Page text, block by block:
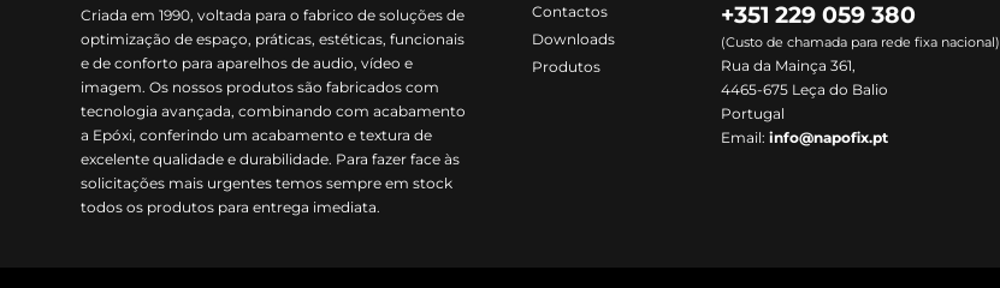
Criada em 1990, voltada para o fabrico de soluções de
optimização de espaço, práticas, estéticas, funcionais
e de conforto para aparelhos de audio, vídeo e
imagem. Os nossos produtos são fabricados com
tecnologia avançada, combinando com acabamento
a Epóxi, conferindo um acabamento e textura de
excelente qualidade e durabilidade. Para fazer face às
solicitações mais urgentes temos sempre em stock
todos os produtos para entrega imediata.
Contactos
Downloads
Produtos
+351 229 059 380
(Custo de chamada para rede fixa nacional)
Rua da Mainça 361,
4465-675 Leça do Balio
Portugal
Email:info@napofix.pt